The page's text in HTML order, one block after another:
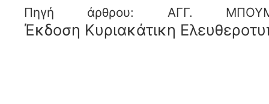
Πηγή άρθρου: ΑΓΓ.
Έκδοση Κυριακάτικη